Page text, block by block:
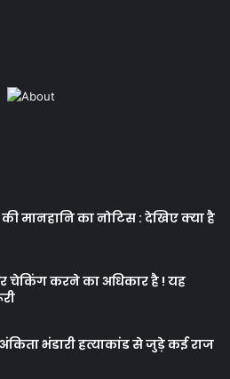
मानहानि का नोटिस : देखिए क्या है
चेकिंग करने का अधिकार है ! यह
भंडारी हत्याकांड से जुड़े कई राज